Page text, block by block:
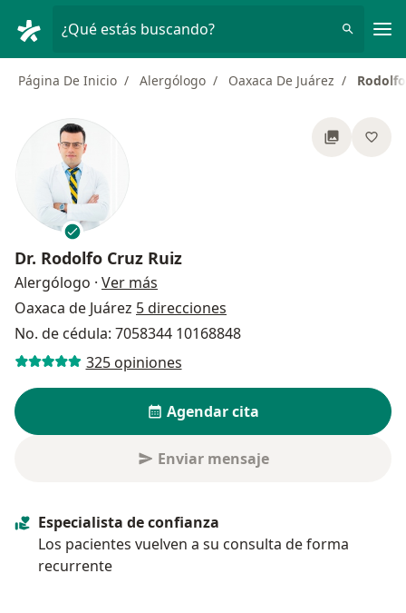
¿Qué estás buscando?
Página De Inicio Alergólogo Oaxaca De Juárez
Dr. Rodolfo Cruz Ruiz
Alergólogo · Ver más
Oaxaca de Juárez 5 direcciones
No. de cédula: 7058344 10168848
325 opiniones
Agendar cita
Enviar mensaje
Especialista de confianza
Los pacientes vuelven a su consulta de forma
recurrente